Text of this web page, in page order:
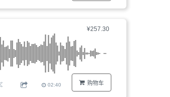
¥257.30
购物车
02:40